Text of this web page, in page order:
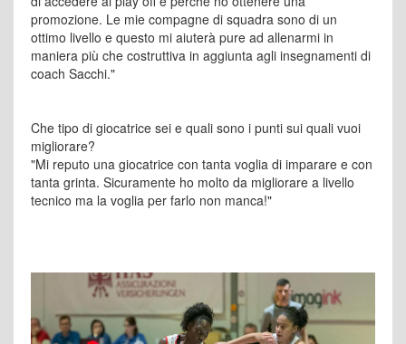
promozione. Le mie compagne di squadra sono di un
ottimo livello e questo mi aiuterà pure ad allenarmi in
maniera più che costruttiva in aggiunta agli insegnamenti di
coach Sacchi."
Che tipo di giocatrice sei e quali sono i punti sui quali vuoi
migliorare?
"Mi reputo una giocatrice con tanta voglia di imparare e con
tanta grinta. Sicuramente ho molto da migliorare a livello
tecnico ma la voglia per farlo non manca!"